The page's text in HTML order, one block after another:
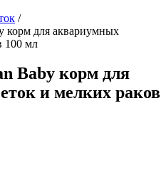
/
корм для аквариумных
100 мл
Baby корм для
и мелких раков